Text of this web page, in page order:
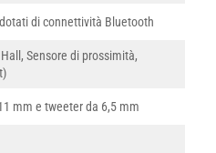
di connettività Bluetooth
Sensore di prossimità,
mm e tweeter da 6,5 mm